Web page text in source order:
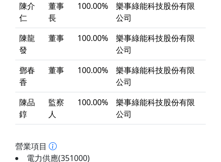
陳介
仁
董事
長
100.00%
樂事綠能科技股份有限
公司
陳龍
發
董事 100.00%
樂事綠能科技股份有限
公司
鄧春
香
董事 100.00%
樂事綠能科技股份有限
公司
陳品
錞
監察
人
100.00%
樂事綠能科技股份有限
公司
營業項目
電力供應(351000)